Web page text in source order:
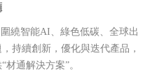
繞智能AI、綠色低碳、全球出
持續創新，優化與迭代產品，
通解決方案”。